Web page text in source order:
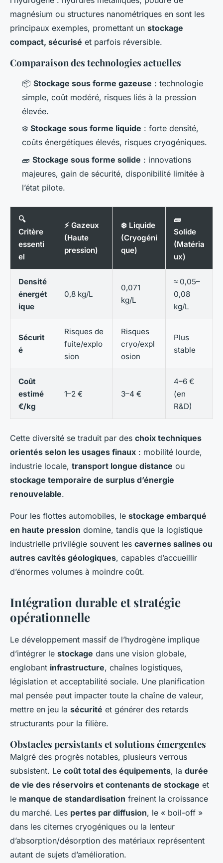
magnésium ou structures nanométriques en sont les
principaux exemples, promettant un stockage
compact, sécurisé et parfois réversible.
Comparaison des technologies actuelles
📦 Stockage sous forme gazeuse : technologie
simple, coût modéré, risques liés à la pression
élevée.
❄️ Stockage sous forme liquide : forte densité,
coûts énergétiques élevés, risques cryogéniques.
🧱 Stockage sous forme solide : innovations
majeures, gain de sécurité, disponibilité limitée à
l’état pilote.
🔍
Critère
essenti
el
⚡ Gazeux
(Haute
pression)
❄️ Liquide
(Cryogéni
que)
🧱
Solide
(Matéria
ux)
Densité
énergét
ique
0,8 kg/L
0,071
kg/L
≈ 0,05–
0,08
kg/L
Sécurit
é
Risques de
fuite/explo
sion
Risques
cryo/expl
osion
Plus
stable
Coût
estimé
€/kg
1–2 € 3–4 €
4–6 €
(en
R&D)
Cette diversité se traduit par des choix techniques
orientés selon les usages finaux : mobilité lourde,
industrie locale, transport longue distance ou
stockage temporaire de surplus d’énergie
renouvelable.
Pour les flottes automobiles, le stockage embarqué
en haute pression domine, tandis que la logistique
industrielle privilégie souvent les cavernes salines ou
autres cavités géologiques, capables d’accueillir
d’énormes volumes à moindre coût.
Intégration durable et stratégie
opérationnelle
Le développement massif de l’hydrogène implique
d’intégrer le stockage dans une vision globale,
englobant infrastructure, chaînes logistiques,
législation et acceptabilité sociale. Une planification
mal pensée peut impacter toute la chaîne de valeur,
mettre en jeu la sécurité et générer des retards
structurants pour la filière.
Obstacles persistants et solutions émergentes
Malgré des progrès notables, plusieurs verrous
subsistent. Le coût total des équipements, la durée
de vie des réservoirs et contenants de stockage et
le manque de standardisation freinent la croissance
du marché. Les pertes par diffusion, le « boil-off »
dans les citernes cryogéniques ou la lenteur
d’absorption/désorption des matériaux représentent
autant de sujets d’amélioration.